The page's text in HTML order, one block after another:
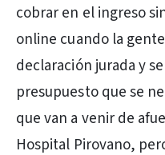
cobrar en el ingreso
online cuando la
declaración jurada y
presupuesto que se
que van a venir de
Hospital Pirovano,